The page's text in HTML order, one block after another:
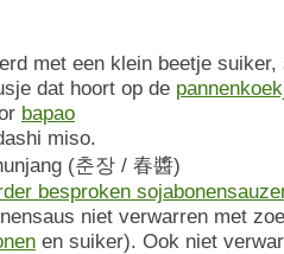
met een klein beetje
dat hoort op de
bapao
miso.
(춘장 / 春醬)
besproken
niet verwarren met
en suiker). Ook niet